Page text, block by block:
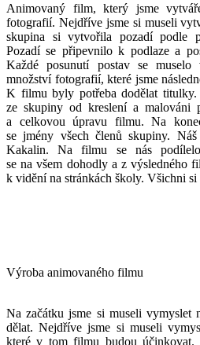
Animovaný film, který jsme
fotografií. Nejdříve jsme si museli
skupina si vytvořila pozadí podle
Pozadí se připevnilo k podlaze a
Každé posunutí postav se
množství fotografií, které jsme
K filmu byly potřeba dodělat
ze skupiny od kreslení a malováni
a celkovou úpravu filmu. Na
se jmény všech členů skupiny.
Kakalin. Na filmu se nás
se na všem dohodly a z výsledného
k vidění na stránkách školy. Všichni
Výroba animovaného filmu
Na začátku jsme si museli vymyslet
dělat. Nejdříve jsme si museli
které v tom filmu budou